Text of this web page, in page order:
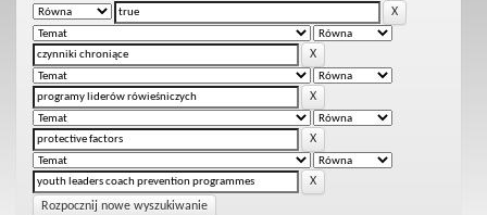
Rozpocznij nowe wyszukiwanie